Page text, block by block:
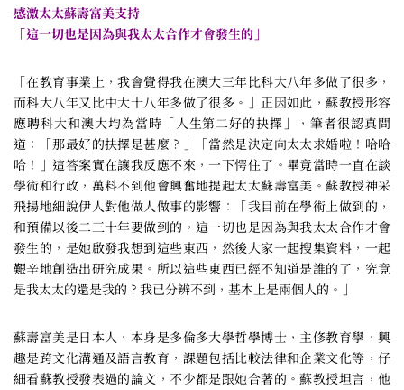
感激太太蘇壽富美支持
「這一切也是因為與我太太合作才會發生的」
「在教育事業上，我會覺得我在澳大三年比科大八年多做了很多，
而科大八年又比中大十八年多做了很多。」正因如此，蘇教授形容
應聘科大和澳大均為當時「人生第二好的抉擇」，筆者很認真問
道：「那最好的抉擇是甚麼？」「當然是決定向太太求婚啦！哈哈
哈！」這答案實在讓我反應不來，一下愕住了。畢竟當時一直在談
學術和行政，萬料不到他會興奮地提起太太蘇壽富美。蘇教授神采
飛揚地細說伊人對他做人做事的影響：「我目前在學術上做到的，
和預備以後二三十年要做到的，這一切也是因為與我太太合作才會
發生的，是她啟發我想到這些東西，然後大家一起搜集資料，一起
艱辛地創造出研究成果。所以這些東西已經不知道是誰的了，究竟
是我太太的還是我的？我已分辨不到，基本上是兩個人的。」
蘇壽富美是日本人，本身是多倫多大學哲學博士，主修教育學，興
趣是跨文化溝通及語言教育，課題包括比較法律和企業文化等，仔
細看蘇教授發表過的論文，不少都是跟她合著的。蘇教授坦言，他